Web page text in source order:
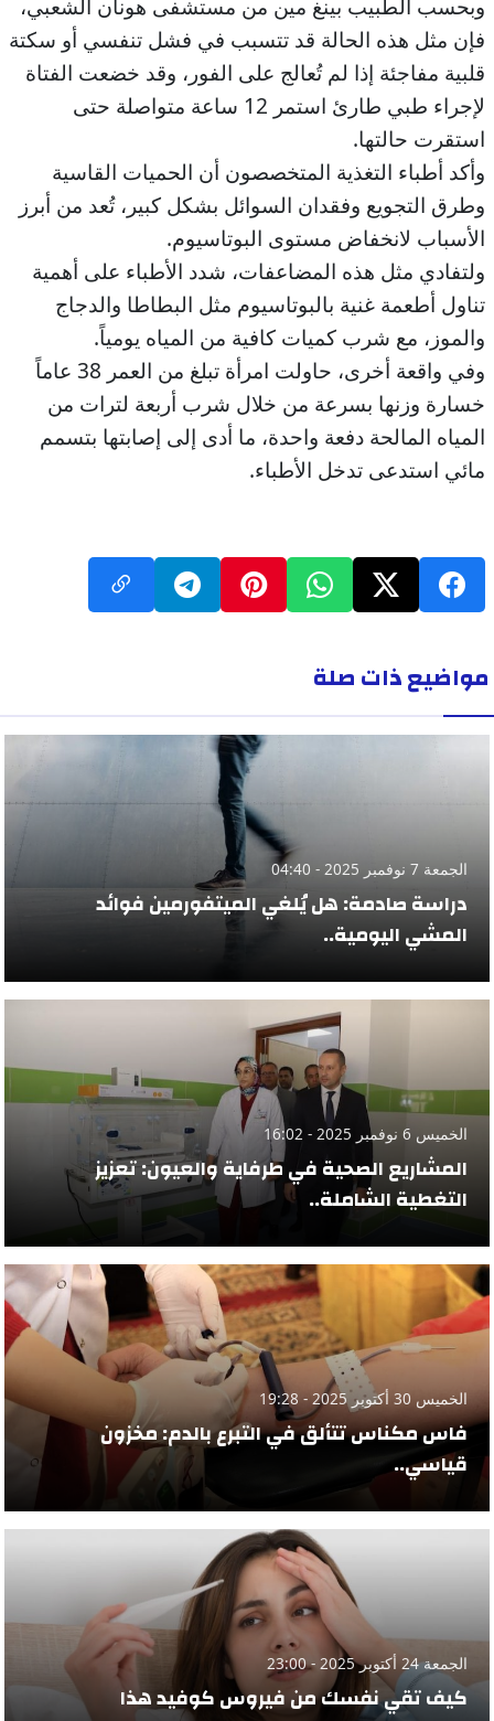
وبحسب الطبيب بينغ مين من مستشفى هونان الشعبي،
فإن مثل هذه الحالة قد تتسبب في فشل تنفسي أو سكتة
قلبية مفاجئة إذا لم تُعالج على الفور، وقد خضعت الفتاة
لإجراء طبي طارئ استمر 12 ساعة متواصلة حتى
استقرت حالتها.
وأكد أطباء التغذية المتخصصون أن الحميات القاسية
وطرق التجويع وفقدان السوائل بشكل كبير، تُعد من أبرز
الأسباب لانخفاض مستوى البوتاسيوم.
ولتفادي مثل هذه المضاعفات، شدد الأطباء على أهمية
تناول أطعمة غنية بالبوتاسيوم مثل البطاطا والدجاج
والموز، مع شرب كميات كافية من المياه يومياً.
وفي واقعة أخرى، حاولت امرأة تبلغ من العمر 38 عاماً
خسارة وزنها بسرعة من خلال شرب أربعة لترات من
المياه المالحة دفعة واحدة، ما أدى إلى إصابتها بتسمم
مائي استدعى تدخل الأطباء.
مواضيع ذات صلة
الجمعة 7 نوفمبر 2025 - 04:40
دراسة صادمة: هل يُلغي الميتفورمين فوائد
المشي اليومية..
الخميس 6 نوفمبر 2025 - 16:02
المشاريع الصحية في طرفاية والعيون: تعزيز
التغطية الشاملة..
الخميس 30 أكتوبر 2025 - 19:28
فاس مكناس تتألق في التبرع بالدم: مخزون
قياسي..
الجمعة 24 أكتوبر 2025 - 23:00
كيف تقي نفسك من فيروس كوفيد هذا